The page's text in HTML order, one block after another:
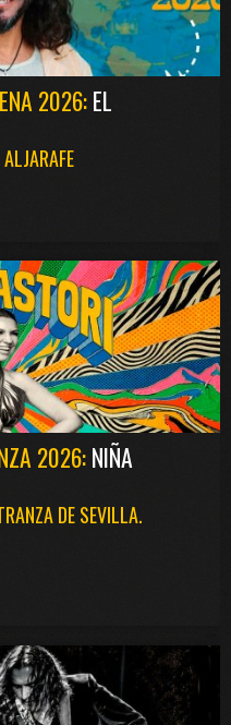
2026:EL
2026:NIÑA
DE SEVILLA.